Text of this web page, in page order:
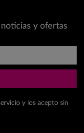
y ofertas
y los acepto sin